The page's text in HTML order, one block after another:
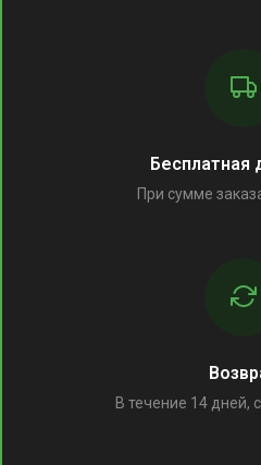
Бесплатная
При сумме
В течение 14 дней,